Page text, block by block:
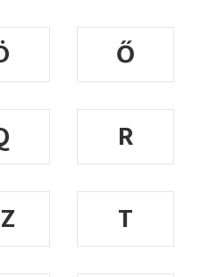
Ő
R
T